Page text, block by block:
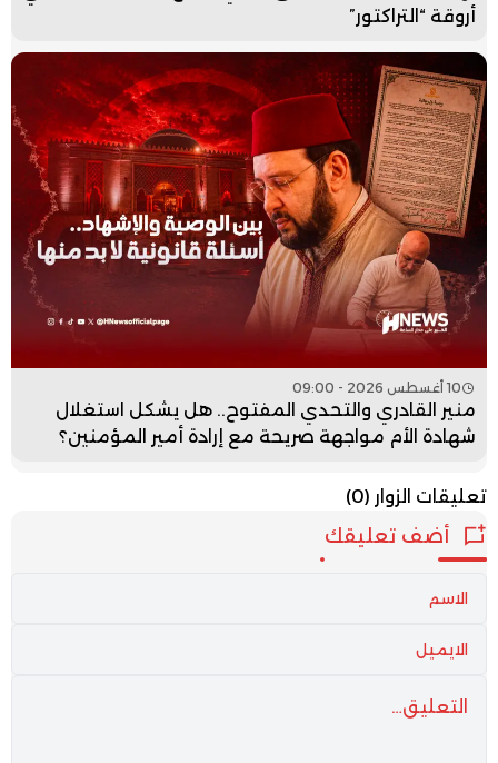
أروقة “التراكتور”
10 أغسطس 2026 - 09:00
منير القادري والتحدي المفتوح.. هل يشكل استغلال
شهادة الأم مواجهة صريحة مع إرادة أمير المؤمنين؟
تعليقات الزوار (0)
أضف تعليقك